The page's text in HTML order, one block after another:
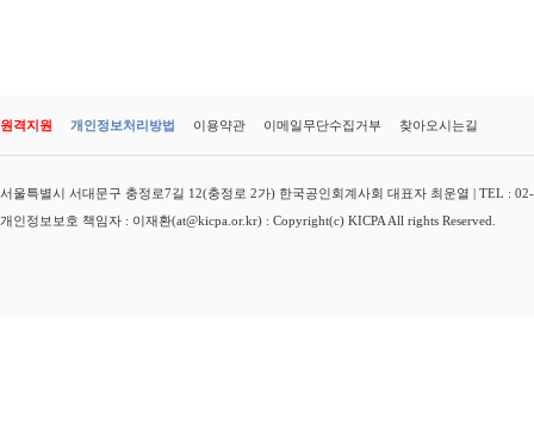
원격지원 개인정보처리방법 이용약관 이메일무단수집거부 찾아오시는길
서울특별시 서대문구 충정로7길 12(충정로 2가) 한국공인회계사회 대표자 최운열 | TEL :
개인정보보호 책임자 : 이재환(at@kicpa.or.kr) : Copyright(c) KICPA All rights Reserved.